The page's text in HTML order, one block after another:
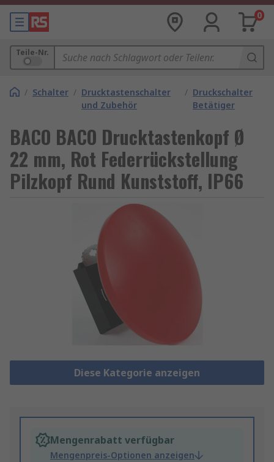
0
Teile-Nr.
/ Schalter / Drucktastenschalter
und Zubehör
/ Druckschalter
Betätiger
BACO BACO Drucktastenkopf Ø
22 mm, Rot Federrückstellung
Pilzkopf Rund Kunststoff, IP66
Diese Kategorie anzeigen
Mengenrabatt verfügbar
Mengenpreis-Optionen anzeigen